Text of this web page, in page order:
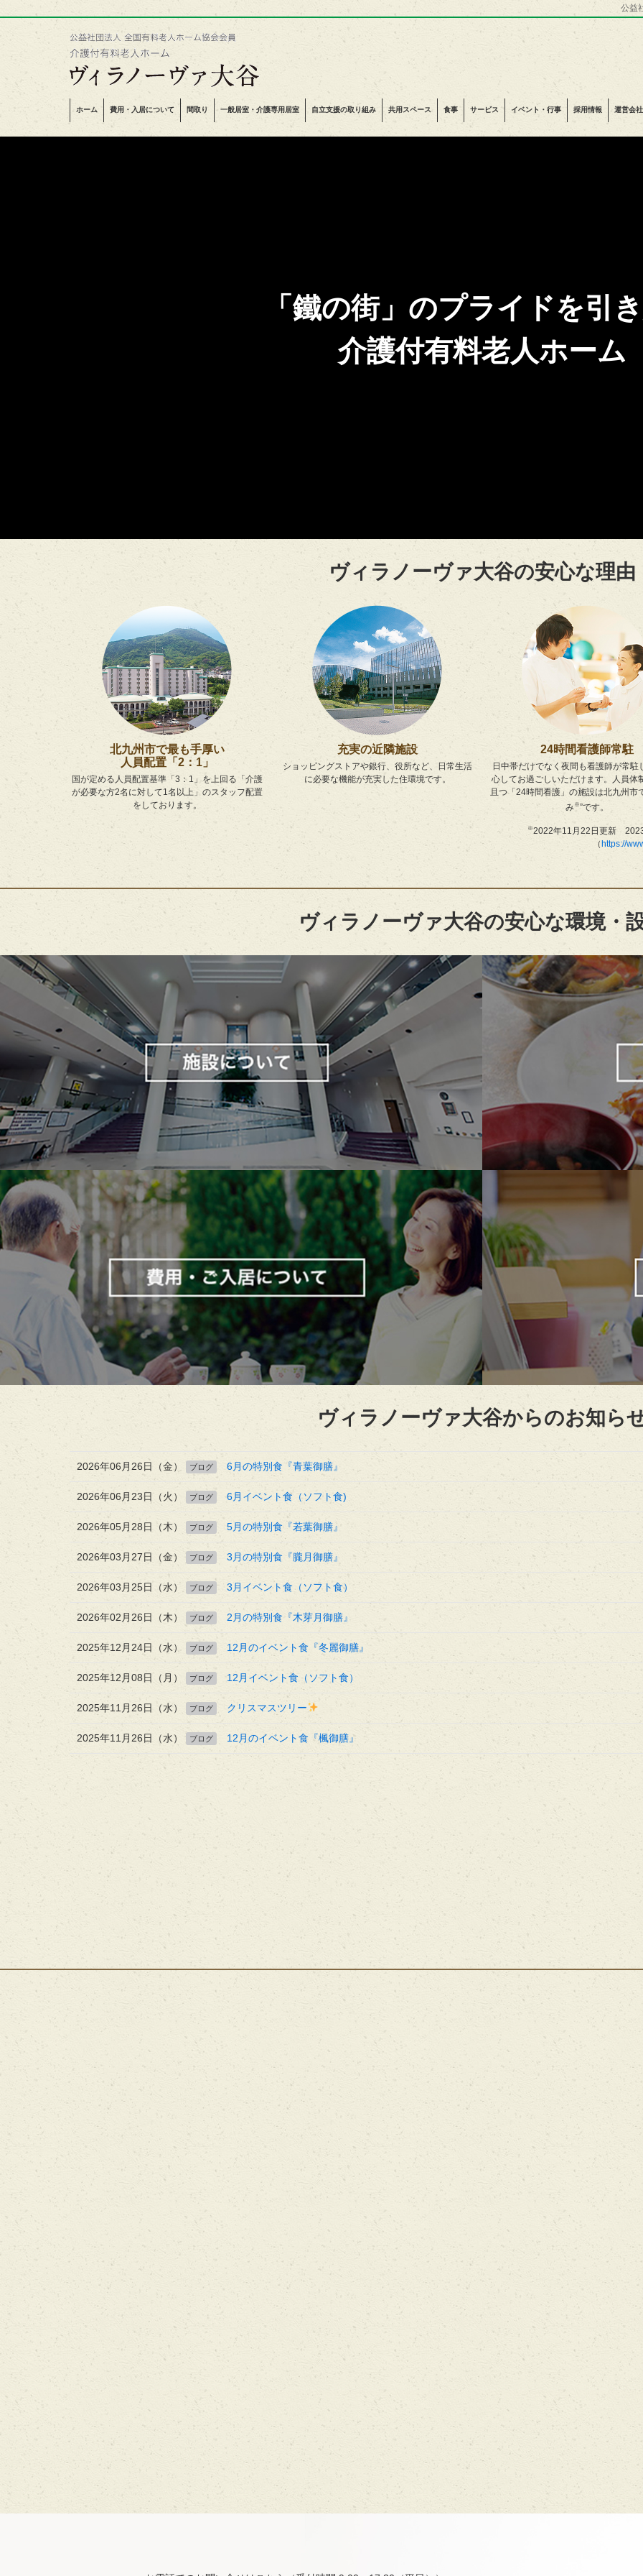
公益
ホーム 費用・入居について 間取り 一般居室・介護専用居室 自立支援の取り組み 共用スペース 食事 サービス イベント・行事 採用情報 運営会
「鐵の街」のプライドを引
介護付有料老人ホーム
ヴィラノーヴァ大谷の安心な理由
北九州市で最も手厚い
人員配置「2：1」
国が定める人員配置基準「3：1」を上回る「介護
が必要な方2名に対して1名以上」のスタッフ配置
をしております。
充実の近隣施設
ショッピングストアや銀行、役所など、日常生活
に必要な機能が充実した住環境です。
24時間看護師常駐
日中帯だけでなく夜間も看護師が常駐
心してお過ごしいただけます。人員体
且つ「24時間看護」の施設は北九州市
み※”です。
※2022年11月22日更新
（ https://
ヴィラノーヴァ大谷の安心な環境・
ヴィラノーヴァ大谷からのお知ら
2026年06月26日（金） ブログ 6月の特別食『青葉御膳』
2026年06月23日（火） ブログ 6月イベント食（ソフト食)
2026年05月28日（木） ブログ 5月の特別食『若葉御膳』
2026年03月27日（金） ブログ 3月の特別食『朧月御膳』
2026年03月25日（水） ブログ 3月イベント食（ソフト食）
2026年02月26日（木） ブログ 2月の特別食『木芽月御膳』
2025年12月24日（水） ブログ 12月のイベント食『冬麗御膳』
2025年12月08日（月） ブログ 12月イベント食（ソフト食）
2025年11月26日（水） ブログ クリスマスツリー
2025年11月26日（水） ブログ 12月のイベント食『楓御膳』